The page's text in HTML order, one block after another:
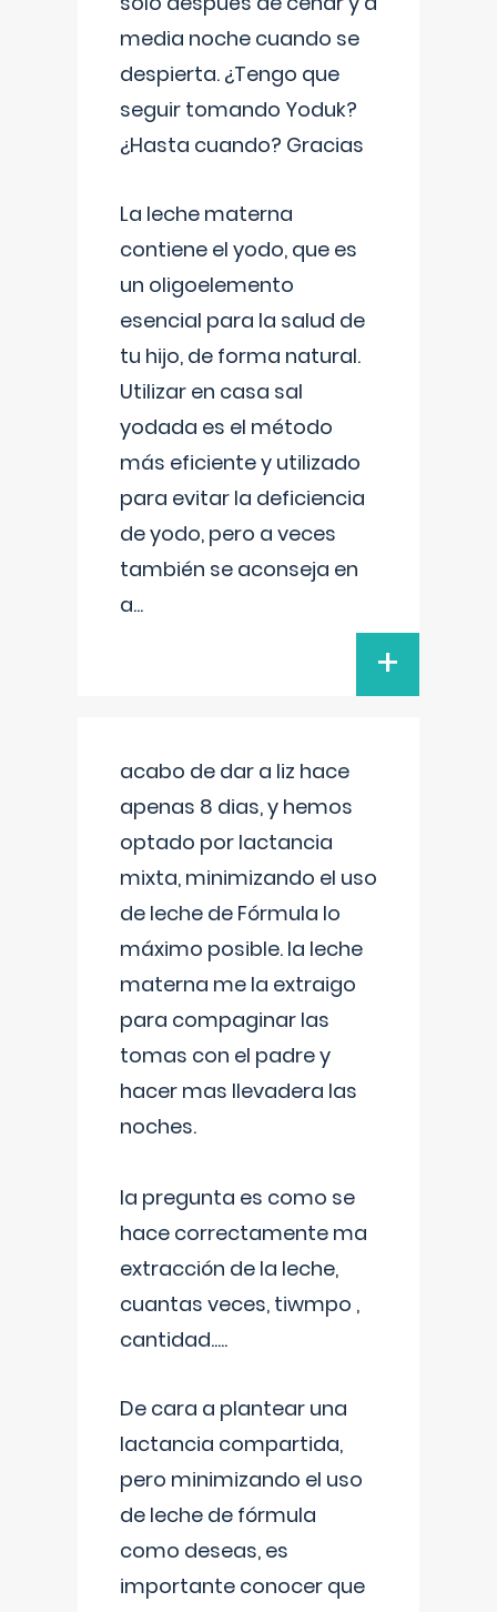
media noche cuando se
despierta. ¿Tengo que
seguir tomando Yoduk?
¿Hasta cuando? Gracias
La leche materna
contiene el yodo, que es
un oligoelemento
esencial para la salud de
tu hijo, de forma natural.
Utilizar en casa sal
yodada es el método
más eficiente y utilizado
para evitar la deficiencia
de yodo, pero a veces
también se aconseja en
a...
+
acabo de dar a liz hace
apenas 8 dias, y hemos
optado por lactancia
mixta, minimizando el uso
de leche de Fórmula lo
máximo posible. la leche
materna me la extraigo
para compaginar las
tomas con el padre y
hacer mas llevadera las
noches.
la pregunta es como se
hace correctamente ma
extracción de la leche,
cuantas veces, tiwmpo ,
cantidad.....
De cara a plantear una
lactancia compartida,
pero minimizando el uso
de leche de fórmula
como deseas, es
importante conocer que